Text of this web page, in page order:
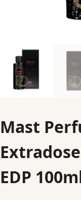
Mast
EDP